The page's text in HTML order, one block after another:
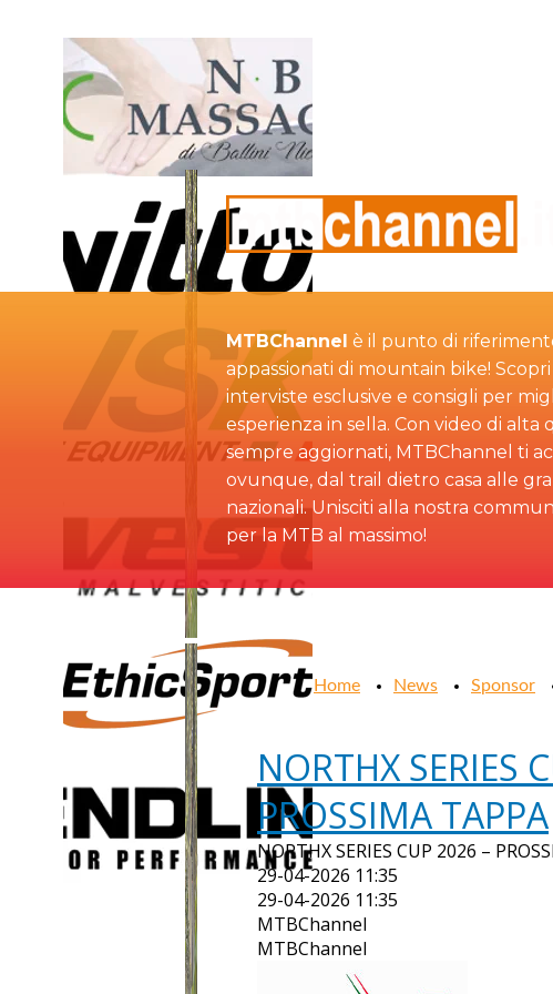
MTBChannel è il punto di
appassionati di mountain bike!
interviste esclusive e consigli per
esperienza in sella. Con video di
sempre aggiornati, MTBChannel ti
ovunque, dal trail dietro casa alle
nazionali. Unisciti alla nostra
per la MTB al massimo!
Home News Sponsor
NORTHX SERIES
PROSSIMA TAPPA
NORTHX SERIES CUP 2026 –
29-04-2026 11:35
29-04-2026 11:35
MTBChannel
MTBChannel